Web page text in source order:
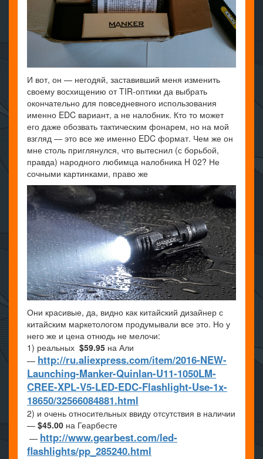
И вот, он — негодяй, заставивший меня изменить
своему восхищению от TIR-оптики да выбрать
окончательно для повседневного использования
именно EDC вариант, а не налобник. Кто то может
его даже обозвать тактическим фонарем, но на мой
взгляд — это все же именно EDC формат. Чем же он
мне столь приглянулся, что вытеснил (с борьбой,
правда) народного любимца налобника H 02? Не
сочными картинками, право же
Они красивые, да, видно как китайский дизайнер с
китайским маркетологом продумывали все это. Но у
него же и цена отнюдь не мелочи:
1) реальных $59.95 на Али
— http://ru.aliexpress.com/item/2016-NEW-
Launching-Manker-Quinlan-U11-1050LM-
CREE-XPL-V5-LED-EDC-Flashlight-Use-1x-
18650/32566084881.html
2) и очень относительных ввиду отсутствия в наличии
— $45.00 на Геарбесте
— http://www.gearbest.com/led-
flashlights/pp_285240.html